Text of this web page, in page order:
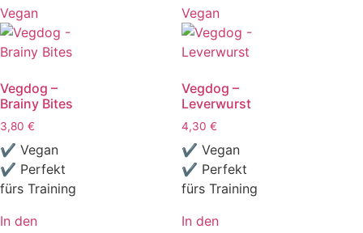
Vegan
Vegdog –
Brainy Bites
3,80 €
✔ Vegan
✔ Perfekt
fürs Training
In den
Vegan
Vegdog –
Leverwurst
4,30 €
✔ Vegan
✔ Perfekt
fürs Training
In den